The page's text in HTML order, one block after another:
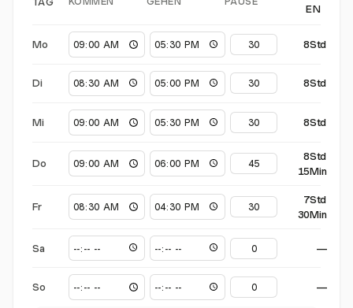
EN
Mo 8Std
Di 8Std
Mi 8Std
Do
8Std
15Min
Fr
7Std
30Min
Sa —
So —